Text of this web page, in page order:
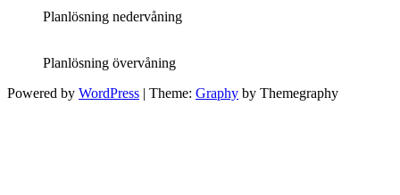
Planlösning nedervåning
Planlösning övervåning
Powered by WordPress | Theme: Graphy by Themegraphy